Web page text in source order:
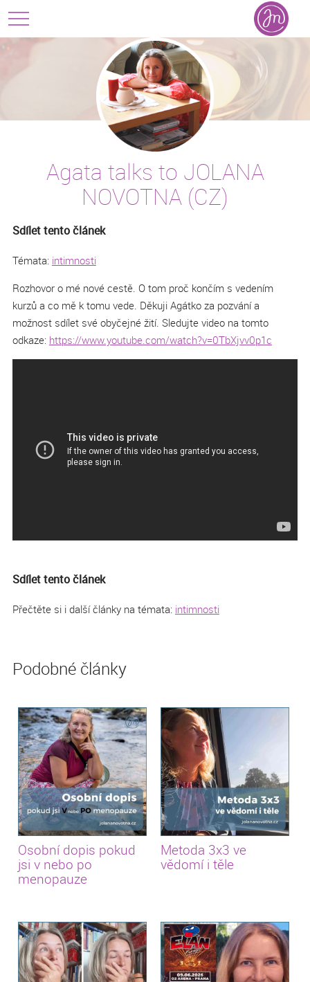
Agata talks to JOLANA
NOVOTNA (CZ)
Sdílet tento článek
Témata: intimnosti
Rozhovor o mé nové cestě. O tom proč končím s vedením
kurzů a co mě k tomu vede. Děkuji Agátko za pozvání a
možnost sdílet své obyčejné žití. Sledujte video na tomto
odkaze: https://www.youtube.com/watch?v=0TbXjvv0p1c
Sdílet tento článek
Přečtěte si i další články na témata: intimnosti
Podobné články
Osobní dopis pokud
jsi v nebo po
menopauze
Metoda 3x3 ve
vědomí i těle